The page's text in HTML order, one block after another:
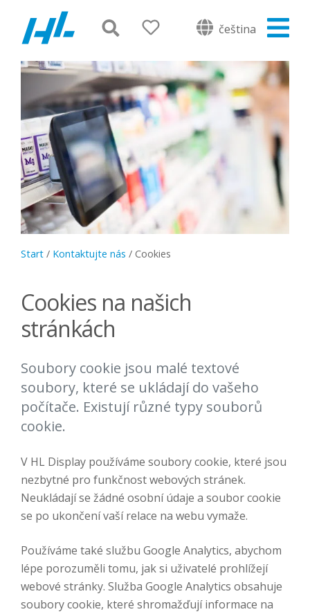
čeština
Start / Kontaktujte nás / Cookies
Cookies na našich
stránkách
Soubory cookie jsou malé textové
soubory, které se ukládají do vašeho
počítače. Existují různé typy souborů
cookie.
V HL Display používáme soubory cookie, které jsou
nezbytné pro funkčnost webových stránek.
Neukládají se žádné osobní údaje a soubor cookie
se po ukončení vaší relace na webu vymaže.
Používáme také službu Google Analytics, abychom
lépe porozuměli tomu, jak si uživatelé prohlížejí
webové stránky. Služba Google Analytics obsahuje
soubory cookie, které shromažďují informace na